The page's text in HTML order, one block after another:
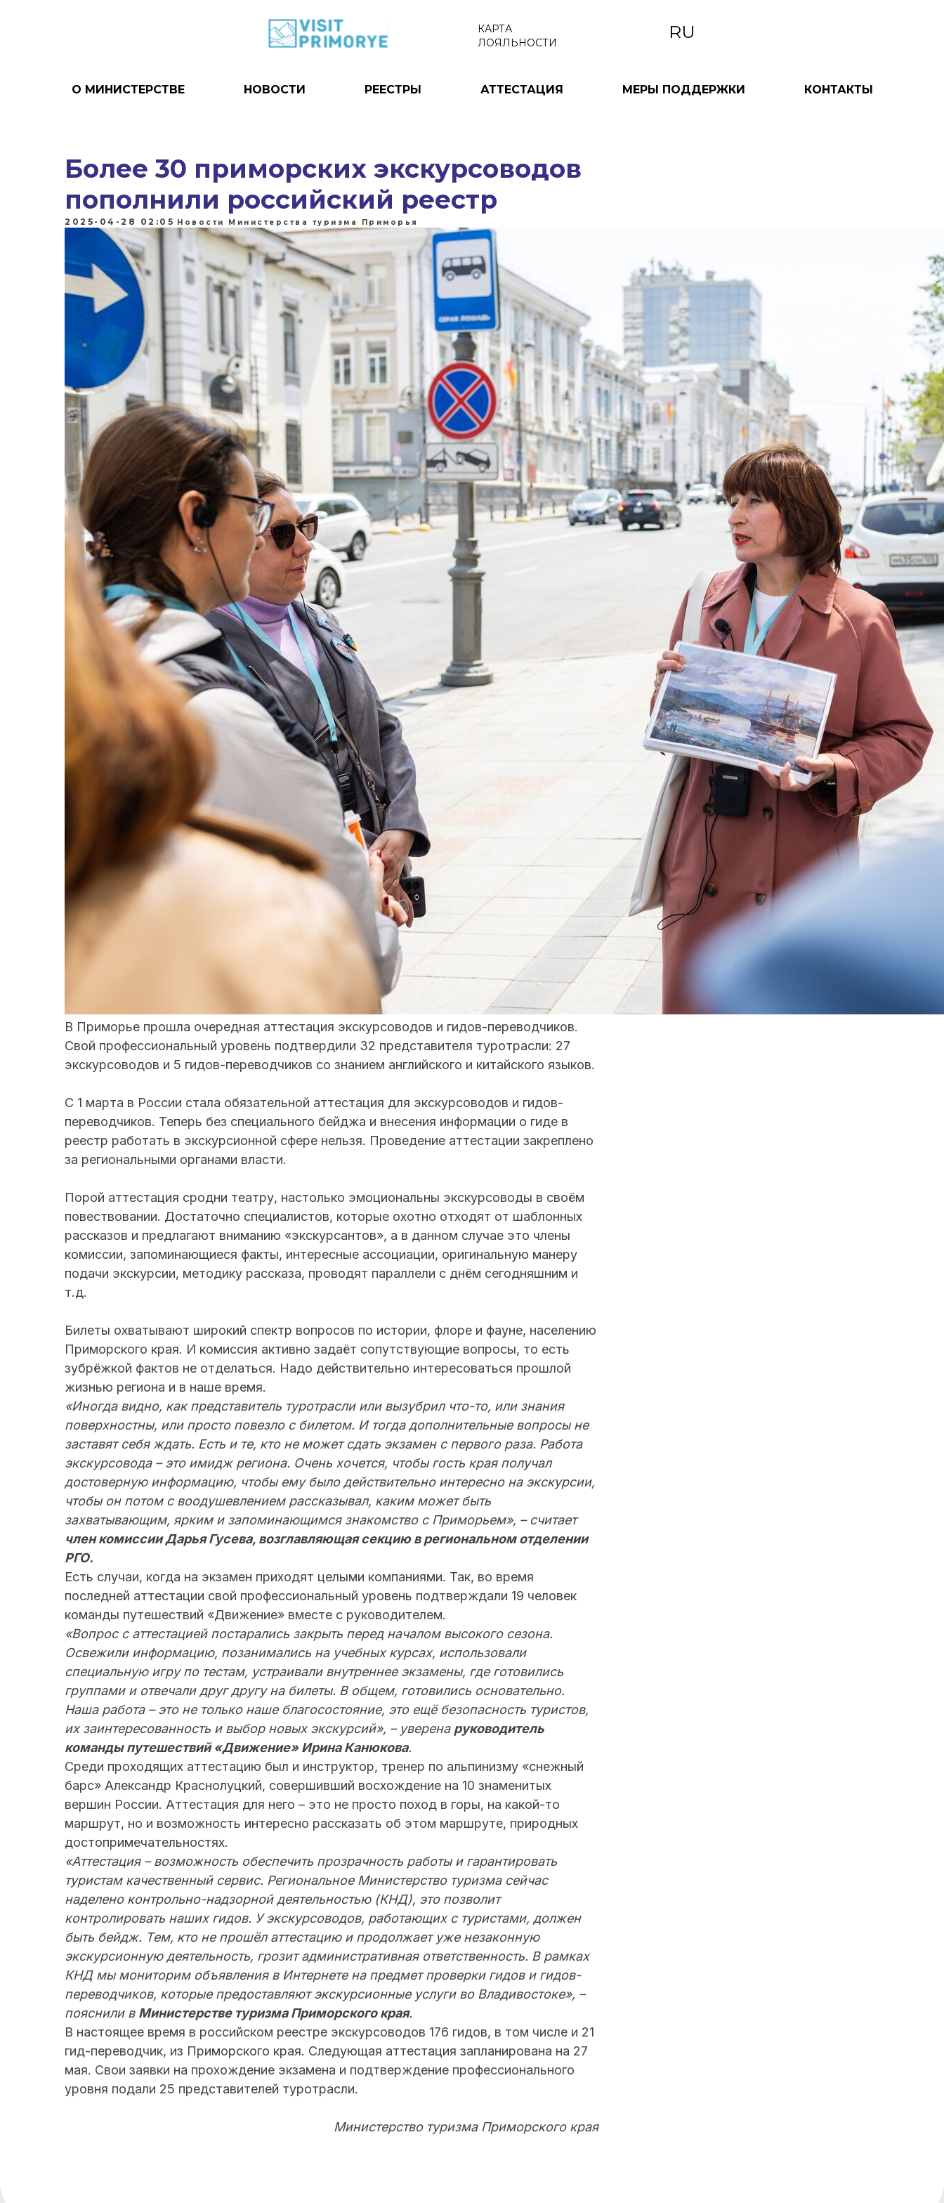
RU
КАРТА
ЛОЯЛЬНОСТИ
О МИНИСТЕРСТВЕ НОВОСТИ РЕЕСТРЫ АТТЕСТАЦИЯ МЕРЫ ПОДДЕРЖКИ КОНТАКТЫ
Более 30 приморских экскурсоводов
пополнили российский реестр
2025-04-28 02:05 Новости Министерства туризма Приморья
В Приморье прошла очередная аттестация экскурсоводов и гидов-переводчиков.
Свой профессиональный уровень подтвердили 32 представителя туротрасли: 27
экскурсоводов и 5 гидов-переводчиков со знанием английского и китайского языков.
С 1 марта в России стала обязательной аттестация для экскурсоводов и гидов-
переводчиков. Теперь без специального бейджа и внесения информации о гиде в
реестр работать в экскурсионной сфере нельзя. Проведение аттестации закреплено
за региональными органами власти.
Порой аттестация сродни театру, настолько эмоциональны экскурсоводы в своём
повествовании. Достаточно специалистов, которые охотно отходят от шаблонных
рассказов и предлагают вниманию «экскурсантов», а в данном случае это члены
комиссии, запоминающиеся факты, интересные ассоциации, оригинальную манеру
подачи экскурсии, методику рассказа, проводят параллели с днём сегодняшним и
т.д.
Билеты охватывают широкий спектр вопросов по истории, флоре и фауне, населению
Приморского края. И комиссия активно задаёт сопутствующие вопросы, то есть
зубрёжкой фактов не отделаться. Надо действительно интересоваться прошлой
жизнью региона и в наше время.
«Иногда видно, как представитель туротрасли или вызубрил что-то, или знания
поверхностны, или просто повезло с билетом. И тогда дополнительные вопросы не
заставят себя ждать. Есть и те, кто не может сдать экзамен с первого раза. Работа
экскурсовода – это имидж региона. Очень хочется, чтобы гость края получал
достоверную информацию, чтобы ему было действительно интересно на экскурсии,
чтобы он потом с воодушевлением рассказывал, каким может быть
захватывающим, ярким и запоминающимся знакомство с Приморьем», – считает
член комиссии Дарья Гусева, возглавляющая секцию в региональном отделении
РГО.
Есть случаи, когда на экзамен приходят целыми компаниями. Так, во время
последней аттестации свой профессиональный уровень подтверждали 19 человек
команды путешествий «Движение» вместе с руководителем.
«Вопрос с аттестацией постарались закрыть перед началом высокого сезона.
Освежили информацию, позанимались на учебных курсах, использовали
специальную игру по тестам, устраивали внутреннее экзамены, где готовились
группами и отвечали друг другу на билеты. В общем, готовились основательно.
Наша работа – это не только наше благосостояние, это ещё безопасность туристов,
их заинтересованность и выбор новых экскурсий», – уверена руководитель
команды путешествий «Движение» Ирина Канюкова.
Среди проходящих аттестацию был и инструктор, тренер по альпинизму «снежный
барс» Александр Краснолуцкий, совершивший восхождение на 10 знаменитых
вершин России. Аттестация для него – это не просто поход в горы, на какой-то
маршрут, но и возможность интересно рассказать об этом маршруте, природных
достопримечательностях.
«Аттестация – возможность обеспечить прозрачность работы и гарантировать
туристам качественный сервис. Региональное Министерство туризма сейчас
наделено контрольно-надзорной деятельностью (КНД), это позволит
контролировать наших гидов. У экскурсоводов, работающих с туристами, должен
быть бейдж. Тем, кто не прошёл аттестацию и продолжает уже незаконную
экскурсионную деятельность, грозит административная ответственность. В рамках
КНД мы мониторим объявления в Интернете на предмет проверки гидов и гидов-
переводчиков, которые предоставляют экскурсионные услуги во Владивостоке», –
пояснили в Министерстве туризма Приморского края.
В настоящее время в российском реестре экскурсоводов 176 гидов, в том числе и 21
гид-переводчик, из Приморского края. Следующая аттестация запланирована на 27
мая. Свои заявки на прохождение экзамена и подтверждение профессионального
уровня подали 25 представителей туротрасли.
Министерство туризма Приморского края